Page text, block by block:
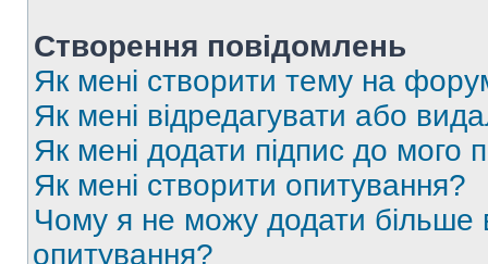
Створення повідомлень
Як мені створити тему на
Як мені відредагувати або
Як мені додати підпис до мого
Як мені створити опитування?
Чому я не можу додати більше
опитування?